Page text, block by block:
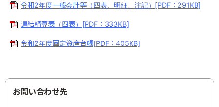
背景色
黒 青
令和2年度一般会計等（四表、明細、注記）[PDF：291KB]
連結精算表（四表）[PDF：333KB]
令和2年度固定資産台帳[PDF：405KB]
お問い合わせ先